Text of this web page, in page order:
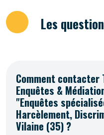
Les
Comment contacter
Enquêtes &
"Enquêtes
Harcèlement,
Vilaine (35) ?